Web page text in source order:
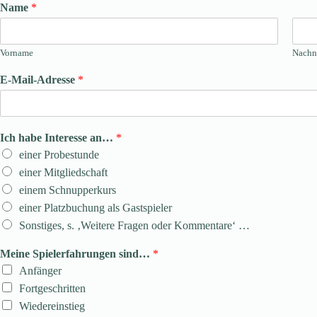
Name *
Vorname
E-Mail-Adresse *
Ich habe Interesse an… *
einer Probestunde
einer Mitgliedschaft
einem Schnupperkurs
einer Platzbuchung als Gastspieler
Sonstiges, s. ‚Weitere Fragen oder Kommentare‘ …
Meine Spielerfahrungen sind… *
Anfänger
Fortgeschritten
Wiedereinstieg